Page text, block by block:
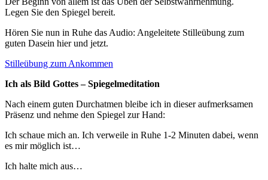
Legen Sie den Spiegel bereit.
Hören Sie nun in Ruhe das Audio: Angeleitete Stilleübung zum
guten Dasein hier und jetzt.
Stilleübung zum Ankommen
Ich als Bild Gottes – Spiegelmeditation
Nach einem guten Durchatmen bleibe ich in dieser aufmerksamen
Präsenz und nehme den Spiegel zur Hand:
Ich schaue mich an. Ich verweile in Ruhe 1-2 Minuten dabei, wenn
es mir möglich ist…
Ich halte mich aus…